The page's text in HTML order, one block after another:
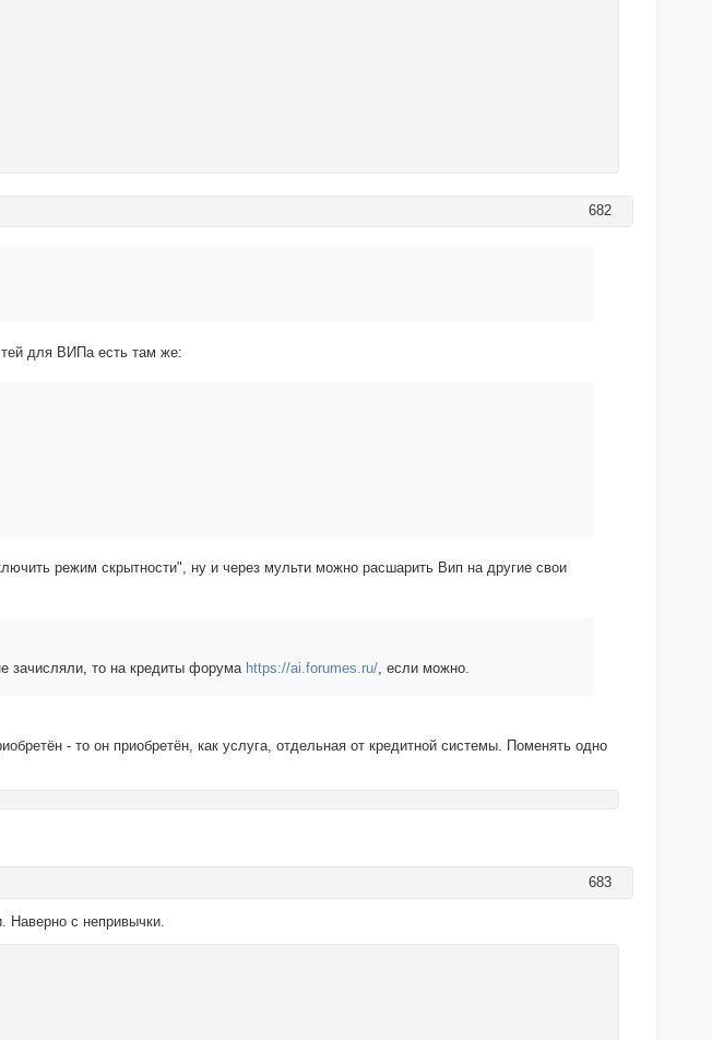
682
для ВИПа есть там же:
режим скрытности", ну и через мульти можно расшарить Вип на другие свои
зачисляли, то на кредиты форума https://ai.forumes.ru/, если можно.
- то он приобретён, как услуга, отдельная от кредитной системы. Поменять одно
683
Наверно с непривычки.